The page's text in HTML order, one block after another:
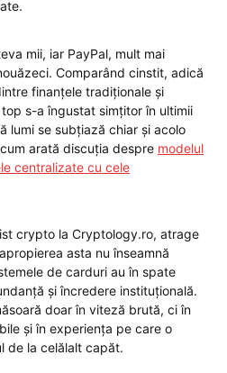
mii, iar PayPal, mult mai
Comparând cinstit, adică
finanțele tradiționale și
s-a îngustat simțitor în ultimii
lumi se subțiază chiar și acolo
arată discuția despre modelul
centralizate cu cele
crypto la Cryptology.ro, atrage
asta nu înseamnă
de carduri au în spate
și încredere instituțională.
doar în viteză brută, ci în
și în experiența pe care o
de la celălalt capăt.